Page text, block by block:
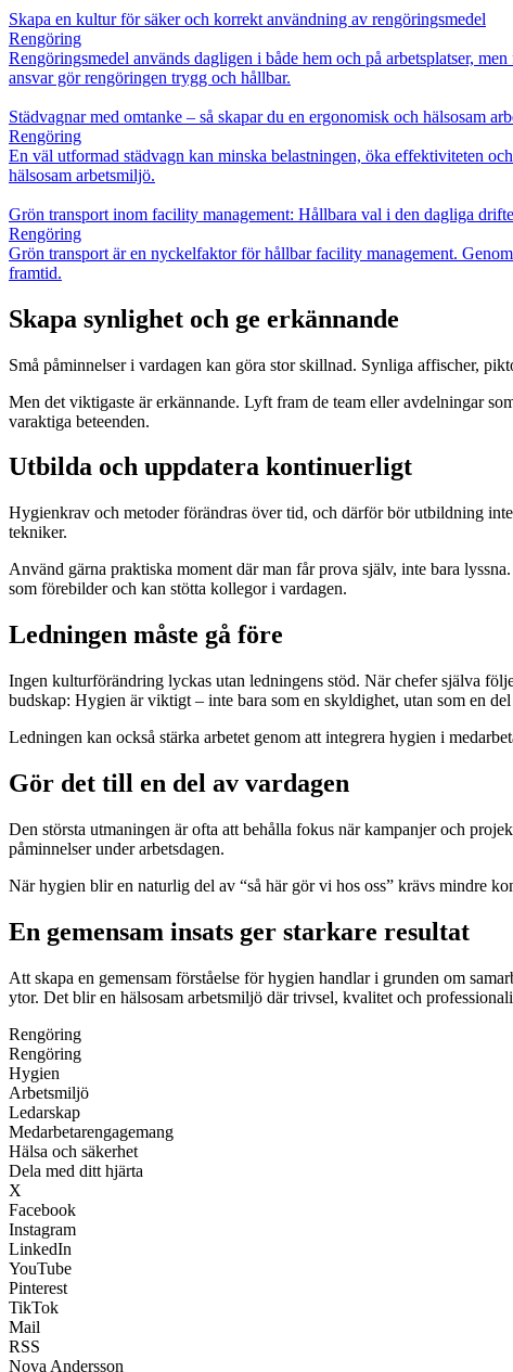
Skapa en kultur för säker och korrekt användning av rengöringsmedel
Rengöring
Rengöringsmedel används dagligen i både hem och på arbetsplatser,
ansvar gör rengöringen trygg och hållbar.
Städvagnar med omtanke – så skapar du en ergonomisk och hälsosam
Rengöring
En väl utformad städvagn kan minska belastningen, öka effektiviteten
hälsosam arbetsmiljö.
Grön transport inom facility management: Hållbara val i den dagliga
Rengöring
Grön transport är en nyckelfaktor för hållbar facility management.
framtid.
Skapa synlighet och ge erkännande
Små påminnelser i vardagen kan göra stor skillnad. Synliga affischer,
Men det viktigaste är erkännande. Lyft fram de team eller avdelningar
varaktiga beteenden.
Utbilda och uppdatera kontinuerligt
Hygienkrav och metoder förändras över tid, och därför bör utbildning
tekniker.
Använd gärna praktiska moment där man får prova själv, inte bara
som förebilder och kan stötta kollegor i vardagen.
Ledningen måste gå före
Ingen kulturförändring lyckas utan ledningens stöd. När chefer själva
budskap: Hygien är viktigt – inte bara som en skyldighet, utan som en
Ledningen kan också stärka arbetet genom att integrera hygien i
Gör det till en del av vardagen
Den största utmaningen är ofta att behålla fokus när kampanjer och
påminnelser under arbetsdagen.
När hygien blir en naturlig del av “så här gör vi hos oss” krävs mindre
En gemensam insats ger starkare resultat
Att skapa en gemensam förståelse för hygien handlar i grunden om
ytor. Det blir en hälsosam arbetsmiljö där trivsel, kvalitet och
Rengöring
Rengöring
Hygien
Arbetsmiljö
Ledarskap
Medarbetarengagemang
Hälsa och säkerhet
Dela med ditt hjärta
X
Facebook
Instagram
LinkedIn
YouTube
Pinterest
TikTok
Mail
RSS
Nova Andersson